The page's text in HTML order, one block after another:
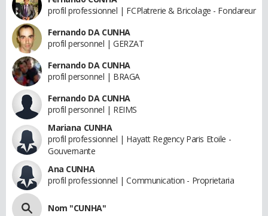
profil professionnel | FCPlatrerie & Bricolage - Fondareur
Fernando DA CUNHA
profil personnel | GERZAT
Fernando DA CUNHA
profil personnel | BRAGA
Fernando DA CUNHA
profil personnel | REIMS
Mariana CUNHA
profil professionnel | Hayatt Regency Paris Etoile -
Gouvernante
Ana CUNHA
profil professionnel | Communication - Proprietaria
Nom "CUNHA"